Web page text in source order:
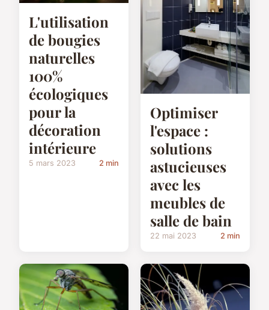
L'utilisation
de bougies
naturelles
100%
écologiques
pour la
décoration
intérieure
5 mars 2023 2 min
Optimiser
l'espace :
solutions
astucieuses
avec les
meubles de
salle de bain
22 mai 2023 2 min